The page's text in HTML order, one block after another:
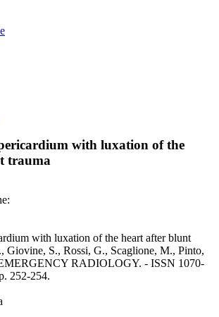
with luxation of the
trauma
with luxation of the heart after blunt
Giovine, S., Rossi, G., Scaglione, M., Pinto,
RADIOLOGY. - ISSN 1070-
252-254.